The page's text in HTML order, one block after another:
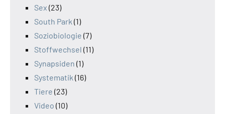
Sex (23)
South Park (1)
Soziobiologie (7)
Stoffwechsel (11)
Synapsiden (1)
Systematik (16)
Tiere (23)
Video (10)